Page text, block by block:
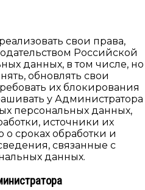
свои права,
Российской
данных, в том числе, но
обновлять свои
их блокирования
у Администратора
персональных данных,
источники их
сроках обработки и
связанные с
данных.